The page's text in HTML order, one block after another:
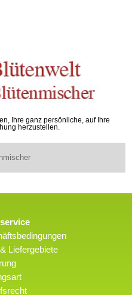
Ihre ganz persönliche, auf Ihre
herzustellen.
Liefergebiete